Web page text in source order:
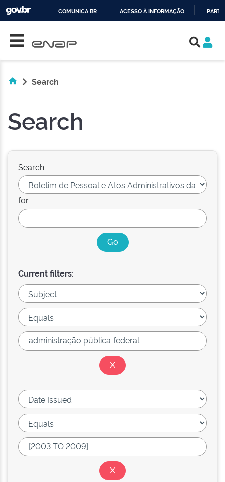
COMUNICA BR ACESSO À INFORMAÇÃO
Search
Search
Search:
for
Current filters: